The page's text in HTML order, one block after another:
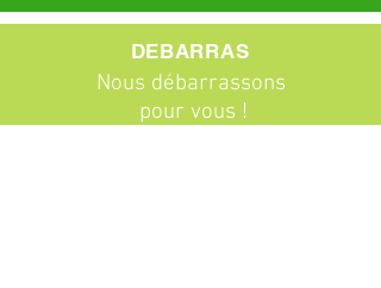
DEBARRAS
Nous débarrassons
pour vous !